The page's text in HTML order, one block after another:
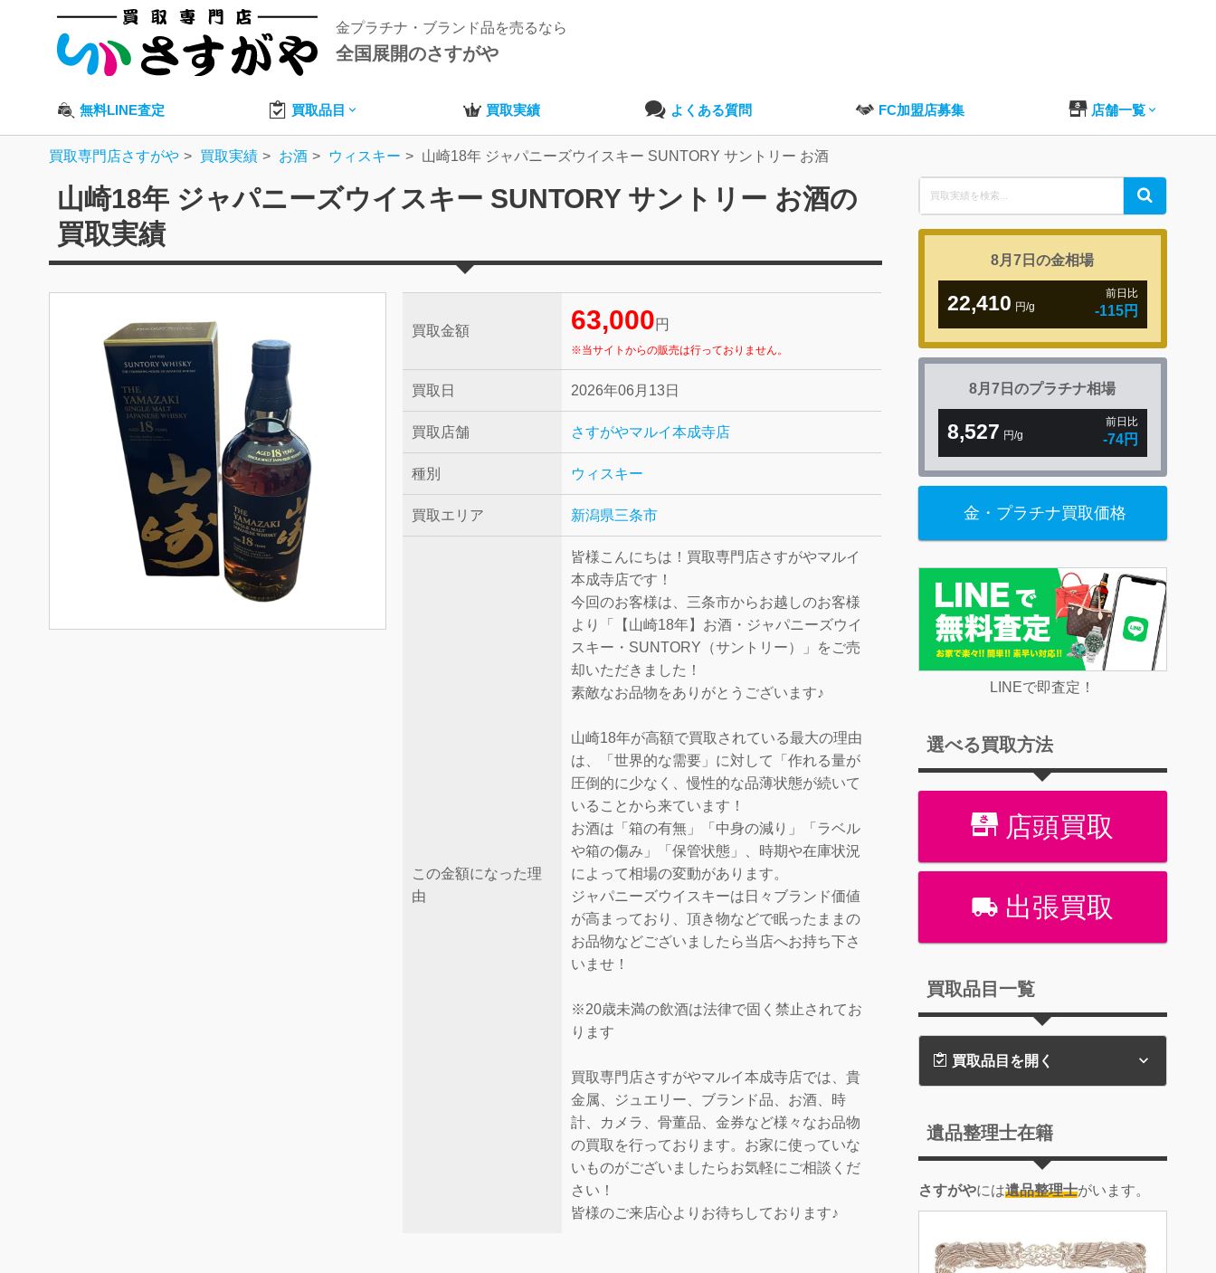
金プラチナ・ブランド品を売るなら
全国展開のさすがや
無料LINE査定 買取品目 買取実績 よくある質問 FC加盟店募集 店舗一覧
買取専門店さすがや 買取実績 お酒 ウィスキー 山崎18年 ジャパニーズウイスキー SUNTORY サントリー お酒
山崎18年 ジャパニーズウイスキー SUNTORY サントリー お酒の
買取実績
買取金額 63,000 円
※当サイトからの販売は行っておりません。
買取日 2026年06月13日
買取店舗 さすがやマルイ本成寺店
種別 ウィスキー
買取エリア 新潟県三条市
この金額になった理
由
皆様こんにちは！買取専門店さすがやマルイ
本成寺店です！
今回のお客様は、三条市からお越しのお客様
より「【山崎18年】お酒・ジャパニーズウイ
スキー・SUNTORY（サントリー）」をご売
却いただきました！
素敵なお品物をありがとうございます♪
山崎18年が高額で買取されている最大の理由
は、「世界的な需要」に対して「作れる量が
圧倒的に少なく、慢性的な品薄状態が続いて
いることから来ています！
お酒は「箱の有無」「中身の減り」「ラベル
や箱の傷み」「保管状態」、時期や在庫状況
によって相場の変動があります。
ジャパニーズウイスキーは日々ブランド価値
が高まっており、頂き物などで眠ったままの
お品物などございましたら当店へお持ち下さ
いませ！
※20歳未満の飲酒は法律で固く禁止されてお
ります
買取専門店さすがやマルイ本成寺店では、貴
金属、ジュエリー、ブランド品、お酒、時
計、カメラ、骨董品、金券など様々なお品物
の買取を行っております。お家に使っていな
いものがございましたらお気軽にご相談くだ
さい！
皆様のご来店心よりお待ちしております♪
Search
for:
Search
8月7日の金相場
22,410 円/g
前日比
-115円
8月7日のプラチナ相場
8,527 円/g
前日比
-74円
金・プラチナ買取価格
LINEで即査定！
選べる買取方法
店頭買取
出張買取
買取品目一覧
買取品目を開く
遺品整理士在籍
さすがやには遺品整理士がいます。